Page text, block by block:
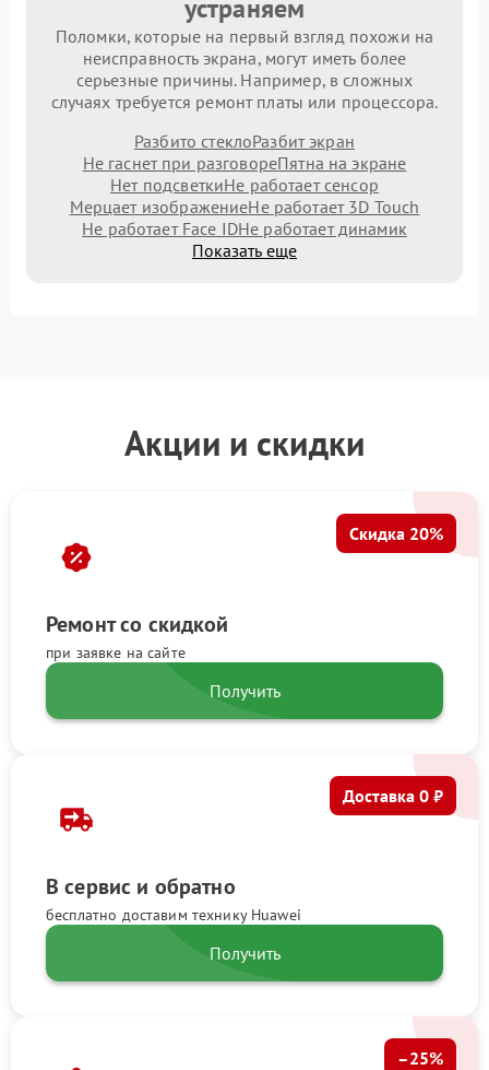
устраняем
Поломки, которые на первый взгляд похожи на
неисправность экрана, могут иметь более
серьезные причины. Например, в сложных
случаях требуется ремонт платы или процессора.
Разбито стеклоРазбит экран
Не гаснет при разговореПятна на экране
Нет подсветкиНе работает сенсор
Мерцает изображениеНе работает 3D Touch
Не работает Face IDНе работает динамик
Показать еще
Акции и скидки
Ремонт со скидкой
при заявке на сайте
Скидка 20%
Получить
В сервис и обратно
бесплатно доставим технику Huawei
Доставка 0 ₽
Получить
–25%